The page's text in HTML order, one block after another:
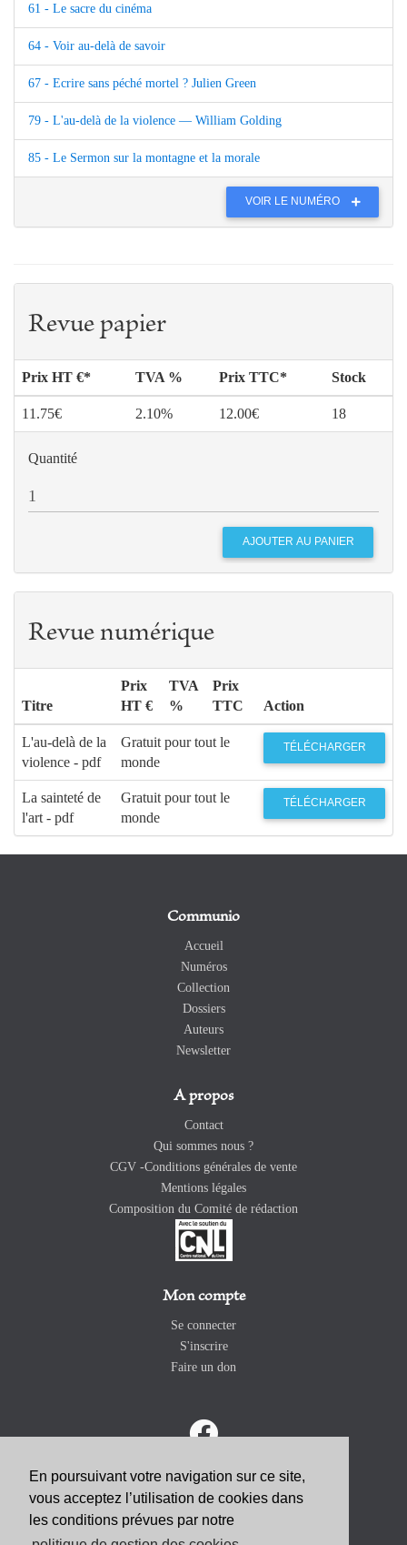
En poursuivant votre navigation sur ce site,
vous acceptez l’utilisation de cookies dans
les conditions prévues par notre
61 - Le sacre du cinéma
64 - Voir au-delà de savoir
67 - Ecrire sans péché mortel ? Julien Green
79 - L'au-delà de la violence — William Golding
85 - Le Sermon sur la montagne et la morale
VOIR LE NUMÉRO
Revue papier
Prix HT €* TVA % Prix TTC* Stock
11.75€ 2.10% 12.00€ 18
Quantité
Revue numérique
Titre
Prix
HT €
TVA
%
Prix
TTC
Action
L'au-delà de la
violence - pdf
Gratuit pour tout le
monde
TÉLÉCHARGER
La sainteté de
l'art - pdf
Gratuit pour tout le
monde
TÉLÉCHARGER
Communio
Accueil
Numéros
Collection
Dossiers
Auteurs
Newsletter
A propos
Contact
Qui sommes nous ?
CGV -Conditions générales de vente
Mentions légales
Composition du Comité de rédaction
Mon compte
Se connecter
S'inscrire
Faire un don
ABONNEZ-VOUS